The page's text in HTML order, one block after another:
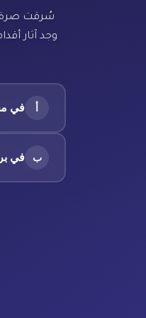
سُرقت صرة
وجد آثار
أ في
ب في